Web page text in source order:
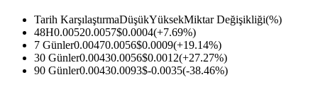
Tarih KarşılaştırmaDüşükYüksekMiktar Değişikliği(%)
48H0.00520.0057$0.0004(+7.69%)
7 Günler0.00470.0056$0.0009(+19.14%)
30 Günler0.00430.0056$0.0012(+27.27%)
90 Günler0.00430.0093$-0.0035(-38.46%)